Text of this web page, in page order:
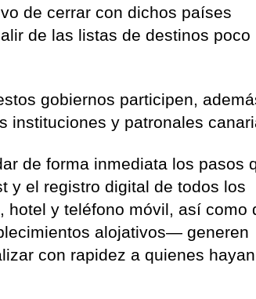
de cerrar con dichos países
de las listas de destinos poco
gobiernos participen,
instituciones y patronales
de forma inmediata los pasos
y el registro digital de todos los
y teléfono móvil, así como
alojativos— generen
con rapidez a quienes hayan